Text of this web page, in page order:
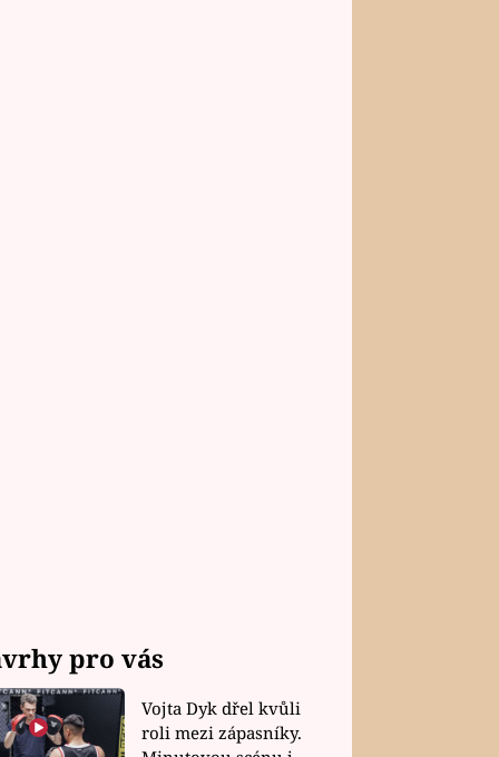
pro vás
Vojta Dyk dřel kvůli
roli mezi zápasníky.